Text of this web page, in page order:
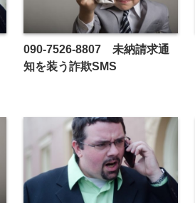
090-7526-8807 未納請求通
知を装う詐欺SMS